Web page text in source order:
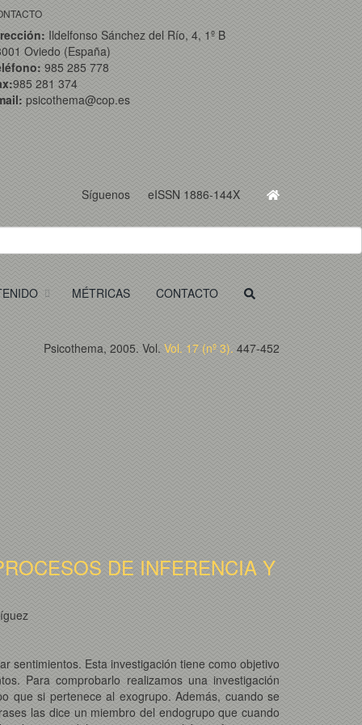
Ildelfonso Sánchez del Río, 4, 1º B
Oviedo (España)
985 285 778
985 281 374
psicothema@cop.es
Síguenos eISSN 1886-144X
MÉTRICAS CONTACTO
Psicothema, 2005. Vol. Vol. 17 (nº 3). 447-452
DE INFERENCIA Y
sentimientos. Esta investigación tiene como objetivo
Para comprobarlo realizamos una investigación
que si pertenece al exogrupo. Además, cuando se
las dice un miembro del endogrupo que cuando